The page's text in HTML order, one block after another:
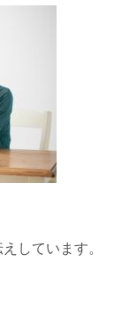
しています。